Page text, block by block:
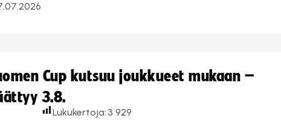
Cup kutsuu joukkueet mukaan –
3.8.
Lukukertoja: 3 929